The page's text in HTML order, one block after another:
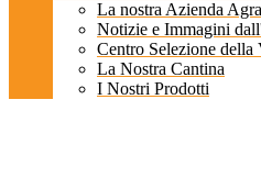
La nostra Azienda
Notizie e Immagini
Centro Selezione della
La Nostra Cantina
I Nostri Prodotti